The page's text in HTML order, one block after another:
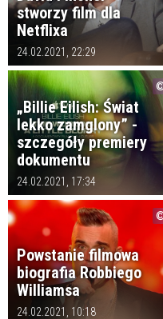
stworzy film dla
Netflixa
24.02.2021, 22:29
„Billie Eilish: Świat
lekko zamglony” -
szczegóły premiery
dokumentu
24.02.2021, 17:34
Powstanie filmowa
biografia Robbiego
Williamsa
24.02.2021, 10:18